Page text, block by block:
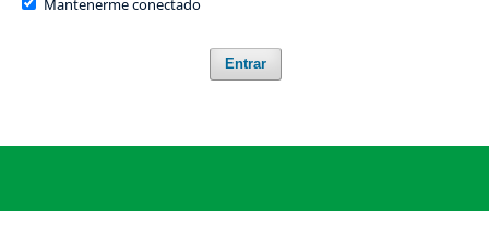
Mantenerme conectado
Entrar